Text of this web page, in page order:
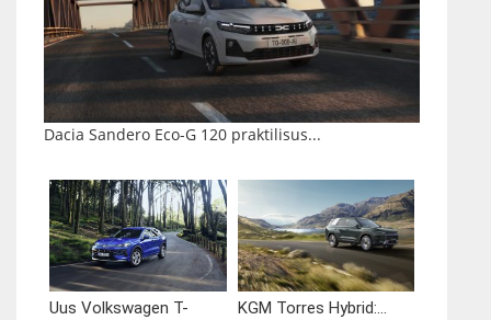
Dacia Sandero Eco-G 120 praktilisus...
Uus Volkswagen T-
KGM Torres Hybrid:...